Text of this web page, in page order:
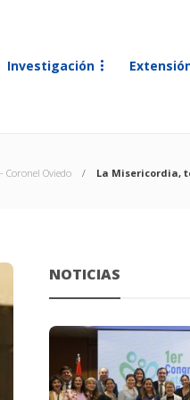
Investigación
Coronel Oviedo La Misericordia,
NOTICIAS